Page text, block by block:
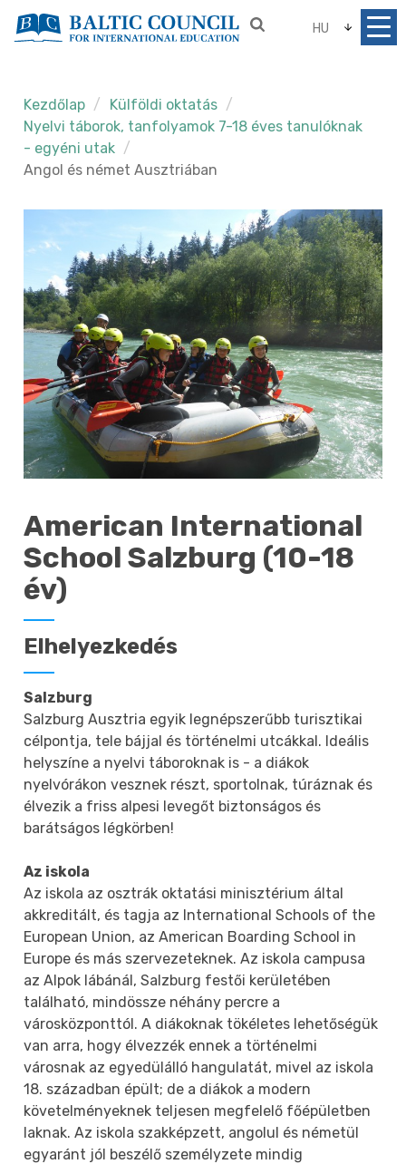
HU
Kezdőlap
Külföldi oktatás
Nyelvi táborok, tanfolyamok 7-18 éves tanulóknak
- egyéni utak
Angol és német Ausztriában
American International
School Salzburg (10-18
év)
Elhelyezkedés
Salzburg
Salzburg Ausztria egyik legnépszerűbb turisztikai
célpontja, tele bájjal és történelmi utcákkal. Ideális
helyszíne a nyelvi táboroknak is - a diákok
nyelvórákon vesznek részt, sportolnak, túráznak és
élvezik a friss alpesi levegőt biztonságos és
barátságos légkörben!
Az iskola
Az iskola az osztrák oktatási minisztérium által
akkreditált, és tagja az International Schools of the
European Union, az American Boarding School in
Europe és más szervezeteknek. Az iskola campusa
az Alpok lábánál, Salzburg festői kerületében
található, mindössze néhány percre a
városközponttól. A diákoknak tökéletes lehetőségük
van arra, hogy élvezzék ennek a történelmi
városnak az egyedülálló hangulatát, mivel az iskola
18. században épült; de a diákok a modern
követelményeknek teljesen megfelelő főépületben
laknak. Az iskola szakképzett, angolul és németül
egyaránt jól beszélő személyzete mindig